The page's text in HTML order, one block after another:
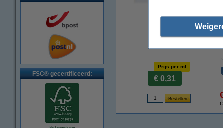
FSC® gecertificeerd:
Prijs per ml
€ 0,31